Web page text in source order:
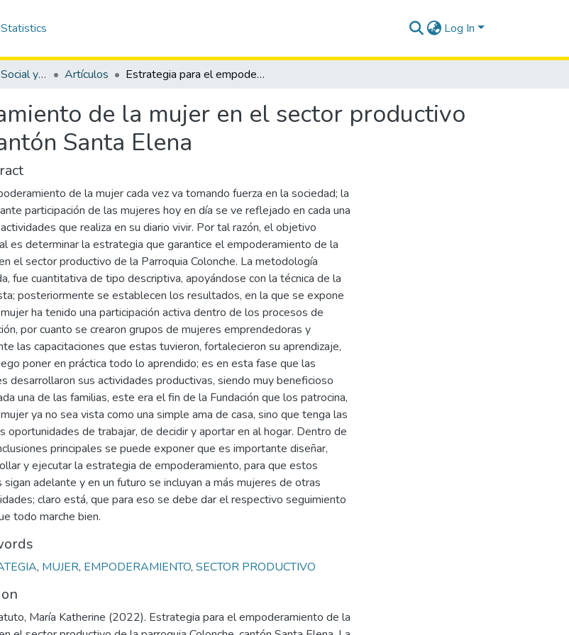
Statistics Log In
Carrera de Gestión Social y Desarrollo Artículos Estrategia para el empoderamiento de la mujer en el sector productivo de la parroquia Colonche, cantón Santa Elena
de la mujer en el sector productivo
Santa Elena
de la mujer cada vez va tomando fuerza en la sociedad; la
participación de las mujeres hoy en día se ve reflejado en cada una
que realiza en su diario vivir. Por tal razón, el objetivo
es determinar la estrategia que garantice el empoderamiento de la
el sector productivo de la Parroquia Colonche. La metodología
fue cuantitativa de tipo descriptiva, apoyándose con la técnica de la
posteriormente se establecen los resultados, en la que se expone
ha tenido una participación activa dentro de los procesos de
por cuanto se crearon grupos de mujeres emprendedoras y
las capacitaciones que estas tuvieron, fortalecieron su aprendizaje,
poner en práctica todo lo aprendido; es en esta fase que las
desarrollaron sus actividades productivas, siendo muy beneficioso
una de las familias, este era el fin de la Fundación que los patrocina,
ya no sea vista como una simple ama de casa, sino que tenga las
oportunidades de trabajar, de decidir y aportar en al hogar. Dentro de
principales se puede exponer que es importante diseñar,
y ejecutar la estrategia de empoderamiento, para que estos
sigan adelante y en un futuro se incluyan a más mujeres de otras
claro está, que para eso se debe dar el respectivo seguimiento
todo marche bien.
, MUJER, EMPODERAMIENTO, SECTOR PRODUCTIVO
María Katherine (2022). Estrategia para el empoderamiento de la